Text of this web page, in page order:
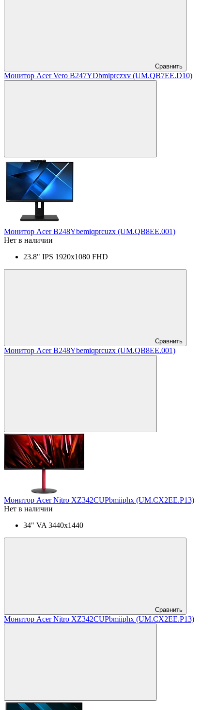
Сравнить
Монитор Acer Vero B247YDbmiprczxv (UM.QB7EE.D10)
Монитор Acer B248Ybemiqprcuzx (UM.QB8EE.001)
Нет в наличии
23.8" IPS 1920x1080 FHD
Сравнить
Монитор Acer B248Ybemiqprcuzx (UM.QB8EE.001)
Монитор Acer Nitro XZ342CUPbmiiphx (UM.CX2EE.P13)
Нет в наличии
34" VA 3440x1440
Сравнить
Монитор Acer Nitro XZ342CUPbmiiphx (UM.CX2EE.P13)